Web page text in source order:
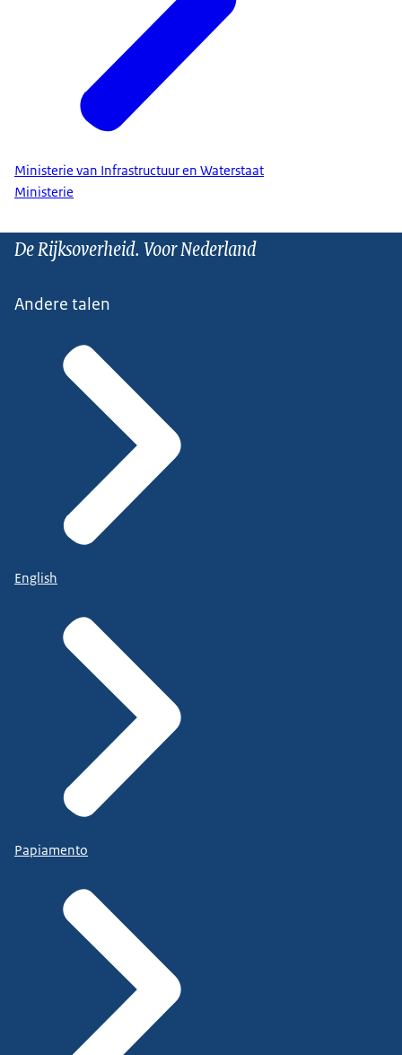
Ministerie van Infrastructuur en Waterstaat
Ministerie
De Rijksoverheid. Voor Nederland
Andere talen
English
Papiamento